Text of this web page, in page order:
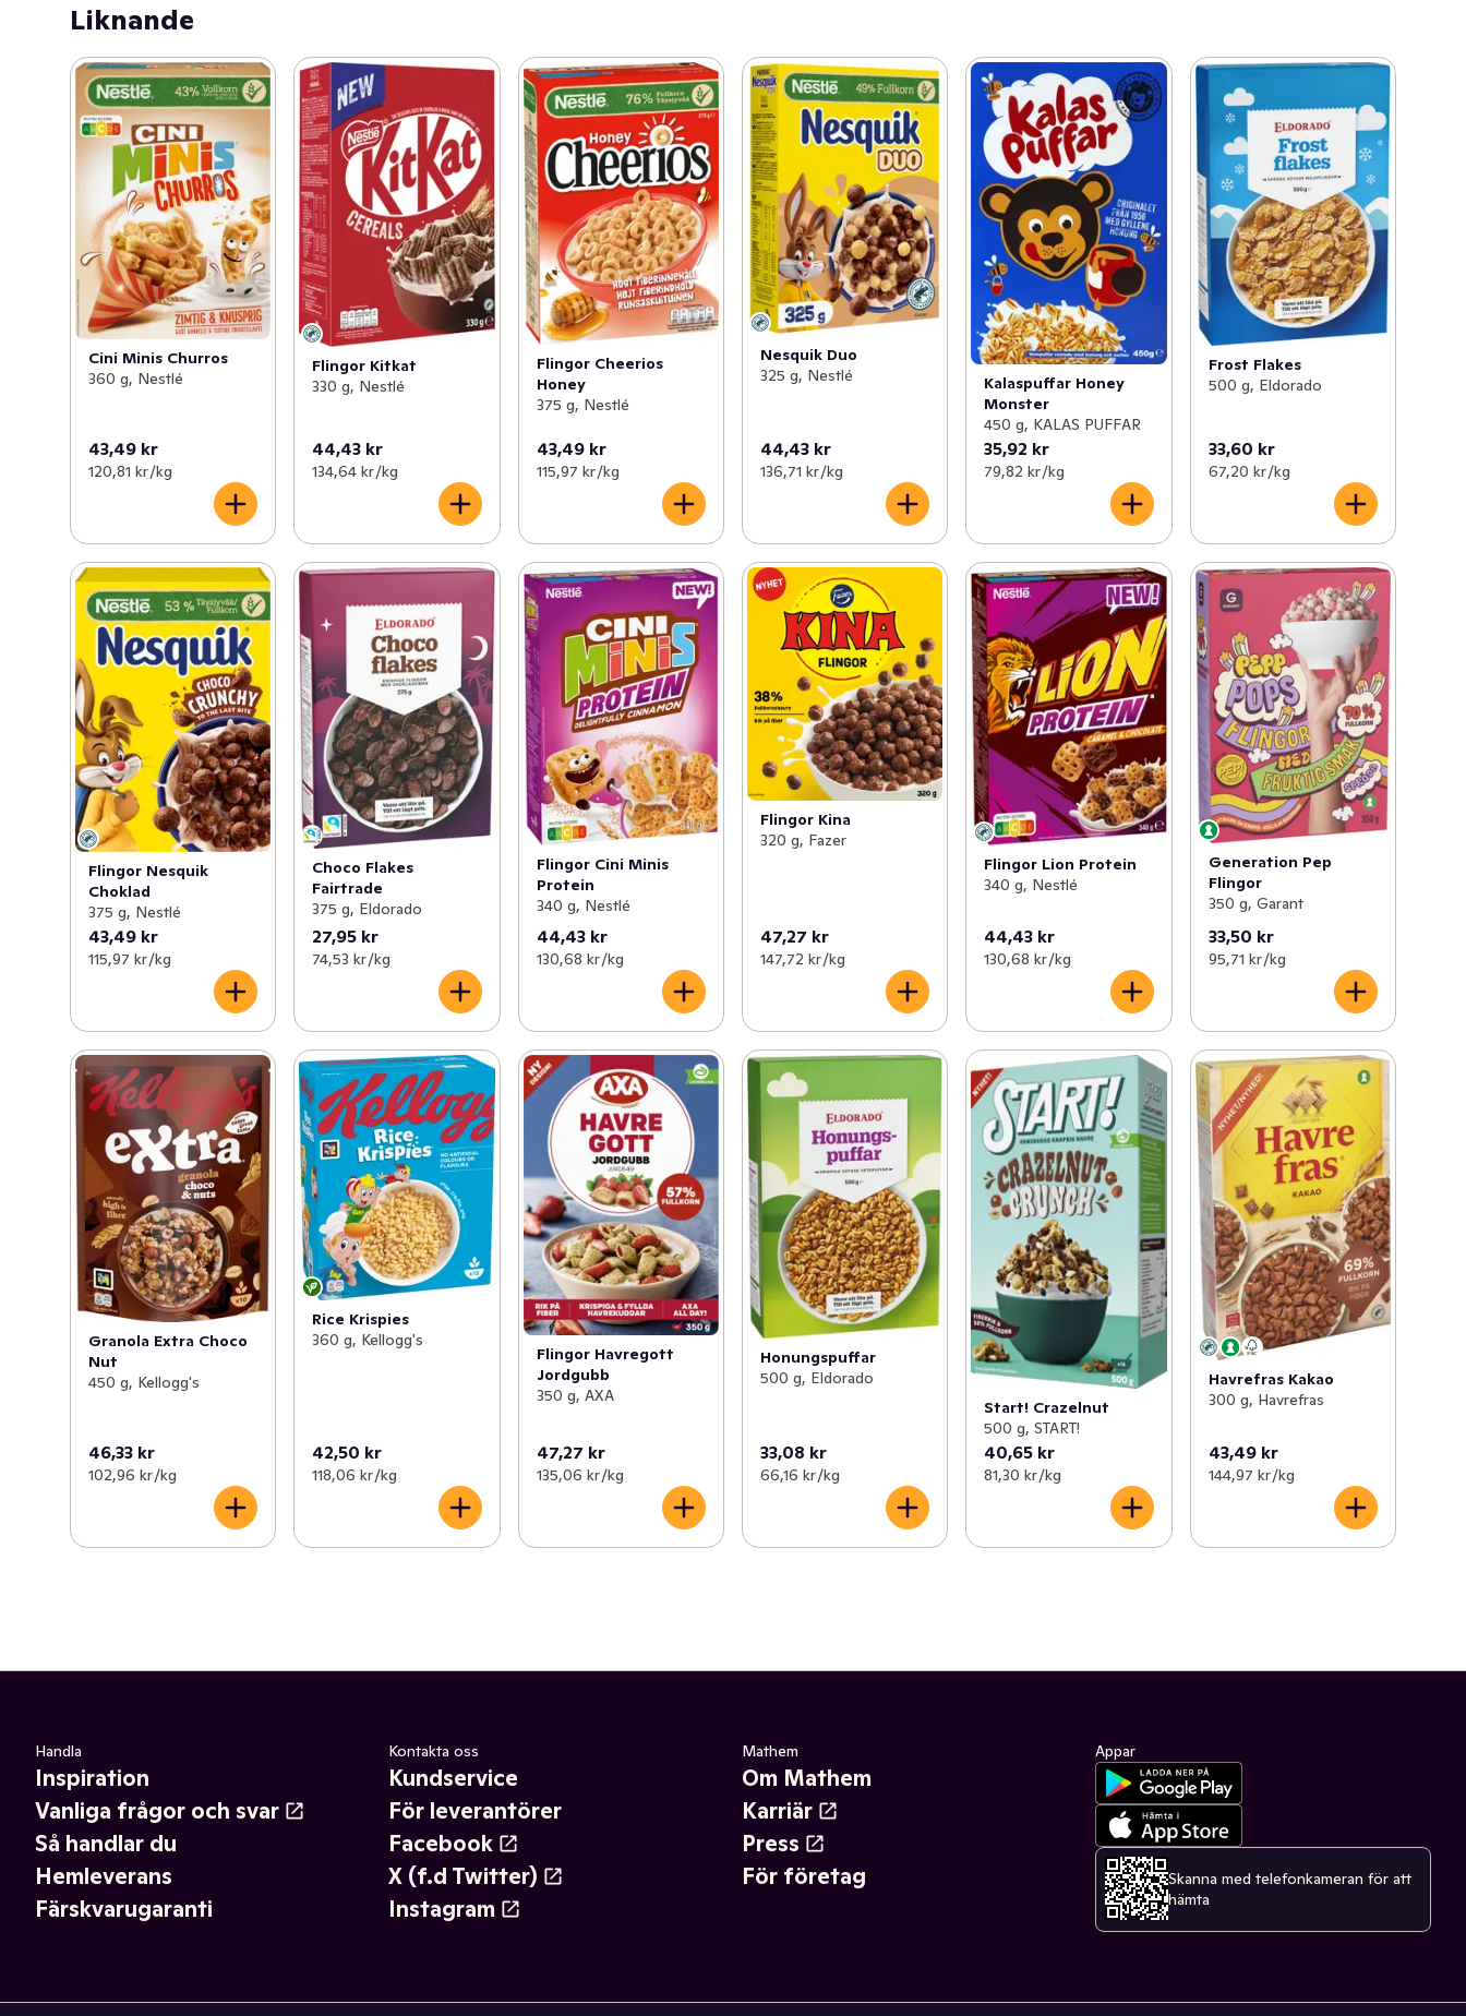
Liknande
Cini Minis Churros
360 g, Nestlé
43,49 kr
120,81 kr /kg
Flingor Kitkat
330 g, Nestlé
44,43 kr
134,64 kr /kg
Flingor Cheerios
Honey
375 g, Nestlé
43,49 kr
115,97 kr /kg
Nesquik Duo
325 g, Nestlé
44,43 kr
136,71 kr /kg
Kalaspuffar Honey
Monster
450 g, KALAS PUFFAR
35,92 kr
79,82 kr /kg
Frost Flakes
500 g, Eldorado
33,60 kr
67,20 kr /kg
Flingor Nesquik
Choklad
375 g, Nestlé
43,49 kr
115,97 kr /kg
Choco Flakes
Fairtrade
375 g, Eldorado
27,95 kr
74,53 kr /kg
Flingor Cini Minis
Protein
340 g, Nestlé
44,43 kr
130,68 kr /kg
Flingor Kina
320 g, Fazer
47,27 kr
147,72 kr /kg
Flingor Lion Protein
340 g, Nestlé
44,43 kr
130,68 kr /kg
Generation Pep
Flingor
350 g, Garant
33,50 kr
95,71 kr /kg
Granola Extra Choco
Nut
450 g, Kellogg's
46,33 kr
102,96 kr /kg
Rice Krispies
360 g, Kellogg's
42,50 kr
118,06 kr /kg
Flingor Havregott
Jordgubb
350 g, AXA
47,27 kr
135,06 kr /kg
Honungspuffar
500 g, Eldorado
33,08 kr
66,16 kr /kg
Start! Crazelnut
500 g, START!
40,65 kr
81,30 kr /kg
Havrefras Kakao
300 g, Havrefras
43,49 kr
144,97 kr /kg
Handla
Inspiration
Vanliga frågor och svar
Så handlar du
Hemleverans
Färskvarugaranti
Kontakta oss
Kundservice
För leverantörer
Facebook
X (f.d Twitter)
Instagram
Mathem
Om Mathem
Karriär
Press
För företag
Appar
Skanna med telefonkameran för att
hämta